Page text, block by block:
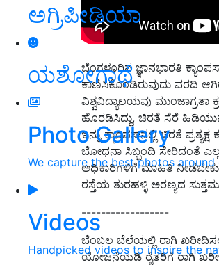
ಅಗ್ರಿಪೀಡಿಯಾ
ಯಶೋಗಾಥೆ
Photo Gallery
We capture the best photos
Videos
Handpicked videos to inspire the
ಬೆಂಗಳೂರಿನ ಜ್ಞಾನಭಾರತಿ
ಕಾಣಿಸಿಕೊಂಡಿರುವುದು ವರದಿ
ವಿಶ್ವವಿದ್ಯಾಲಯವು
ಹೊರಡಿಸಿದ್ದು, ಚಿರತೆ ಸೆರೆ
ಇನ್ನು ಕ್ಯಾಂಪಸ್‌ನಲ್ಲಿ ಚಿರತೆ
ಬೋಧನಾ ಸಿಬ್ಬಂದಿ ಸೇರಿದಂತೆ
ಅಧಿಕಾರಿಗಳಿಗೆ ಮಾಹಿತಿ
ರಸ್ತೆಯ ತುರಹಳ್ಳಿ ಅರಣ್ಯದ
------------------
ಬೆಂಬಲ ಬೆಲೆಯಲ್ಲಿ ರಾಗಿ
ಯೋಜನೆಯಡಿ ರೈತರಿಗೆ ರಾಗಿ